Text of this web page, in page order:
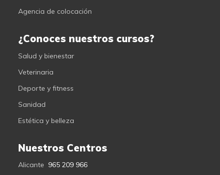
Agencia de colocación
¿Conoces nuestros cursos?
Salud y bienestar
Veterinaria
Deporte y fitness
Sanidad
Estética y belleza
Nuestros Centros
Alicante 965 209 966